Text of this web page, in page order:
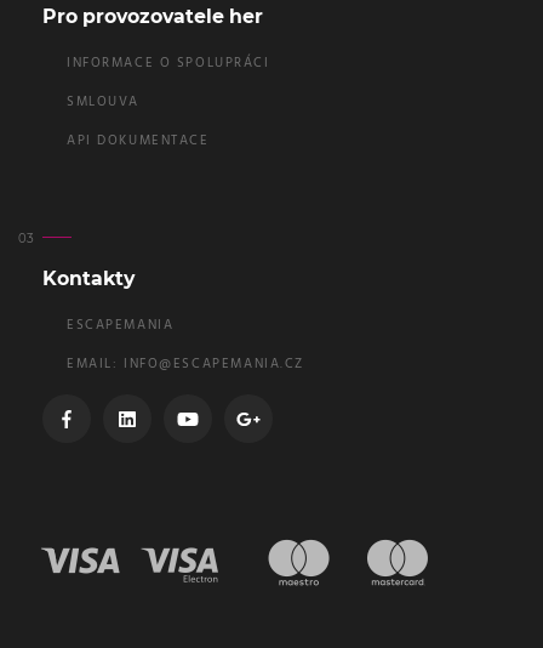
Pro provozovatele her
INFORMACE O SPOLUPRÁCI
SMLOUVA
API DOKUMENTACE
Kontakty
ESCAPEMANIA
EMAIL: INFO@ESCAPEMANIA.CZ